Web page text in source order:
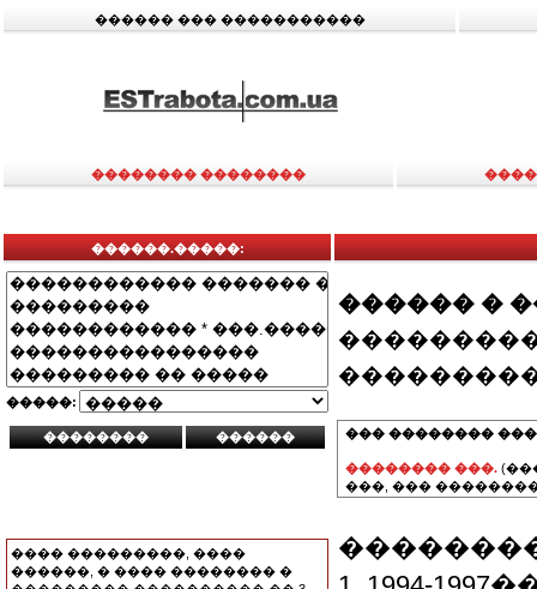
������ ��� �����������
�������� ��������
������.�����:
�����:
���� ���������, ����
������, � ���� �������� �
������ �
��� ��������
�������� ���.
���, ���